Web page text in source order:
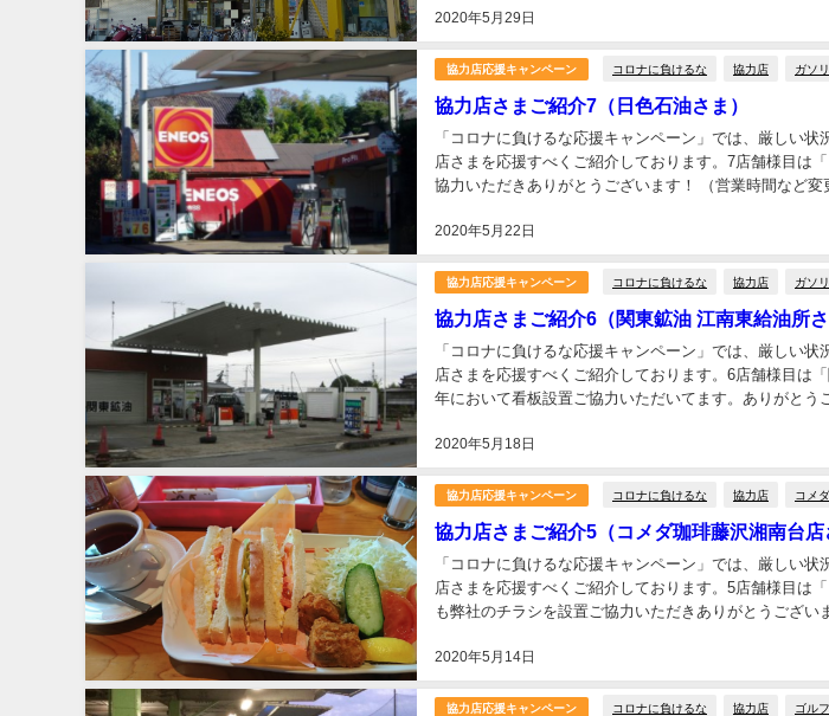
2020年5月29日
協力店応援キャンペーン コロナに負けるな 協力店 ガソ
協力店さまご紹介7（日色石油さま）
2020年5月22日
「コロナに負けるな応援キャンペーン」では、厳しい
店さまを応援すべくご紹介しております。7店舗様目は
協力いただきありがとうございます！ （営業時間など変
協力店応援キャンペーン コロナに負けるな 協力店 ガソ
協力店さまご紹介6（関東鉱油 江南東給油所さ
2020年5月18日
「コロナに負けるな応援キャンペーン」では、厳しい
店さまを応援すべくご紹介しております。6店舗様目は
年において看板設置ご協力いただいてます。ありがとう
協力店応援キャンペーン コロナに負けるな 協力店 コメ
協力店さまご紹介5（コメダ珈琲藤沢湘南台店
2020年5月14日
「コロナに負けるな応援キャンペーン」では、厳しい
店さまを応援すべくご紹介しております。5店舗様目は
も弊社のチラシを設置ご協力いただきありがとうござい
協力店応援キャンペーン コロナに負けるな 協力店 ゴル